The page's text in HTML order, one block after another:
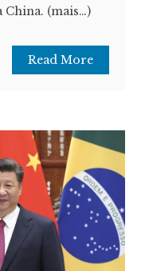
(mais…)
Read More